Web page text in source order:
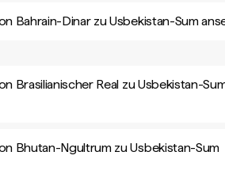
Bahrain-Dinar zu Usbekistan-Sum
Brasilianischer Real zu Usbekistan-
Bhutan-Ngultrum zu Usbekistan-Sum